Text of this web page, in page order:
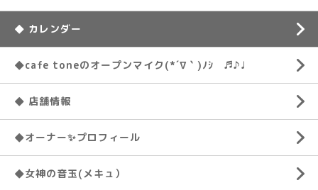
◆ カレンダー
◆cafe toneのオープンマイク(*´∇｀)ﾉｼ ♬♪♩
◆ 店舗情報
◆オーナー✨プロフィール
◆女神の音玉(メキュ）